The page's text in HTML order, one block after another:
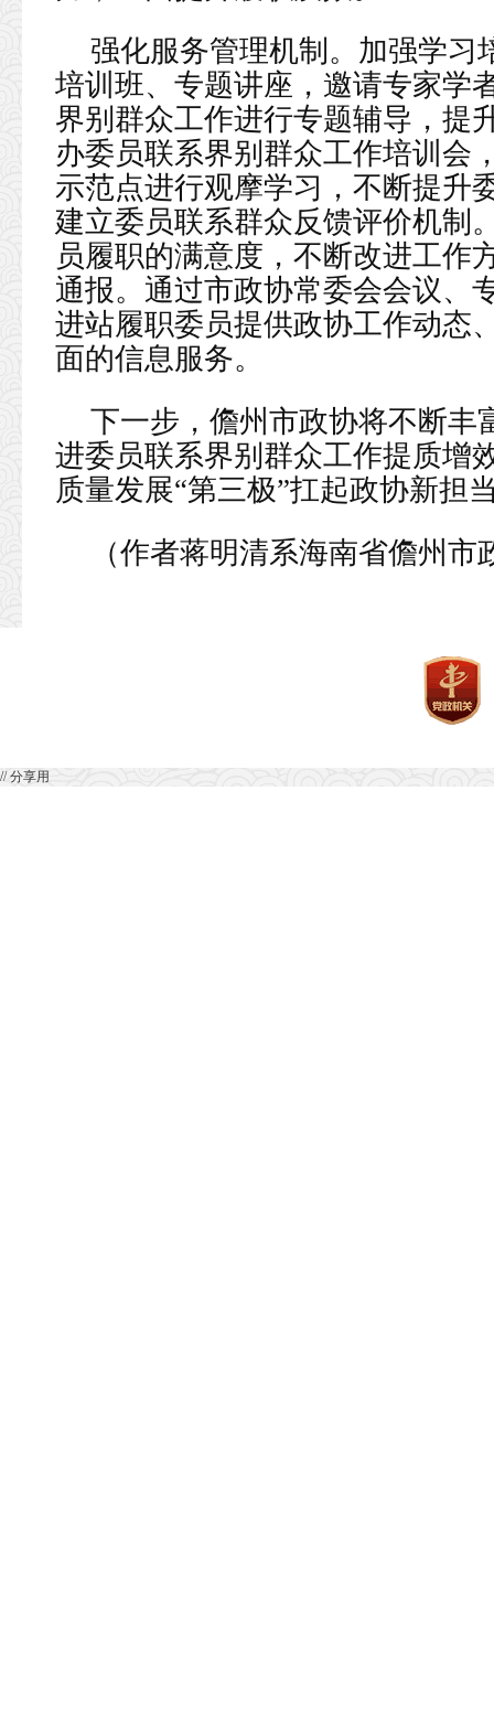
强化服务管理机制。加强学习
培训班、专题讲座，邀请专家学
界别群众工作进行专题辅导，提
办委员联系界别群众工作培训会
示范点进行观摩学习，不断提升
建立委员联系群众反馈评价机制
员履职的满意度，不断改进工作
通报。通过市政协常委会会议、
进站履职委员提供政协工作动态
面的信息服务。
下一步，儋州市政协将不断丰
进委员联系界别群众工作提质增
质量发展“第三极”扛起政协新担
（作者蒋明清系海南省儋州市
// 分享用